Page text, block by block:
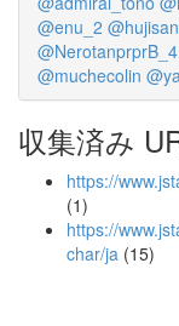
@enu_2
@NerotanprprB_4
@muchecolin
収集済み
https://
(1)
https://
char/ja (15)